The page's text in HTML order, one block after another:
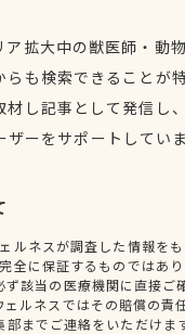
拡大中の獣医師・動
も検索できることが
材し記事として発信し
ーをサポートしてい
ルネスが調査した情報を
全に保証するものではあ
該当の医療機関に直接ご
ルネスではその賠償の責
までご連絡をいただけま